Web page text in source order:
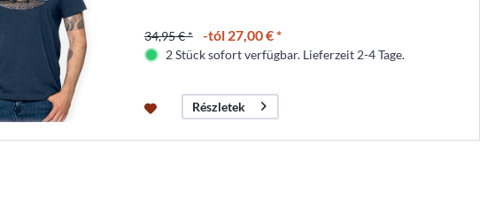
34,95 € * -tól 27,00 € *
2 Stück sofort verfügbar. Lieferzeit 2-4 Tage.
Részletek